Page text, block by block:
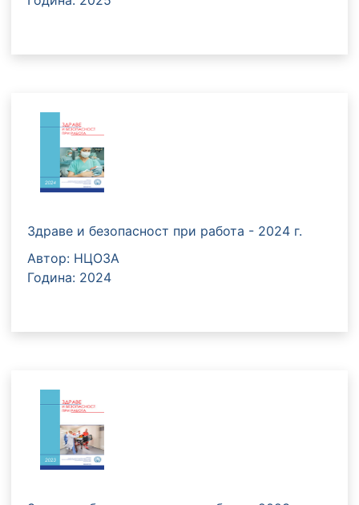
Здраве и безопасност при работа - 2024 г.
Автор: НЦОЗА
Година: 2024